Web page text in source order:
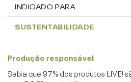
INDICADO PARA
SUSTENTABILIDADE
Produção responsável
Sabia que 97% dos produtos LIVE!